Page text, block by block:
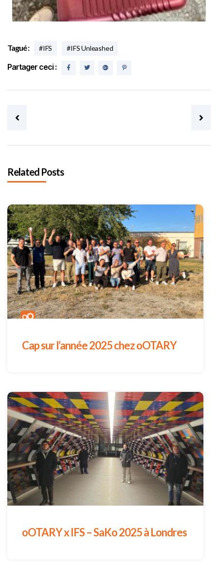
Tagué : #IFS #IFS Unleashed
Partager ceci :
Post navigation
Related Posts
Cap sur l’année 2025 chez oOTARY
oOTARY x IFS – SaKo 2025 à Londres